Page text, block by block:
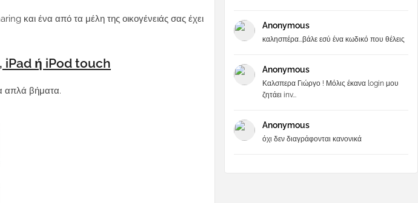
και ένα από τα μέλη της οικογένειάς σας έχει
iPad ή iPod touch
απλά βήματα.
Anonymous
καλησπέρα...βάλε εσύ ένα κωδικό που θέλεις
Anonymous
Καλσπερα Γιώργο ! Μόλις έκανα login μου
ζητάει inv...
Anonymous
όχι δεν διαγράφονται κανονικά